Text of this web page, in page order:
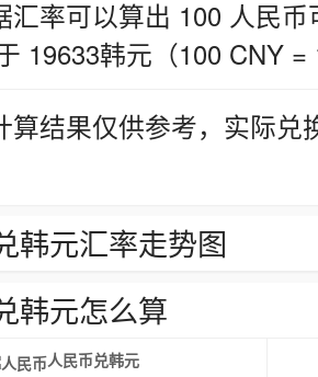
汇率可以算出 100 人民
19633韩元（100 CNY =
算结果仅供参考，实际
韩元汇率走势图
韩元怎么算
人民币兑韩元